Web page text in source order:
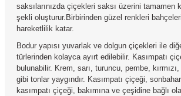
saksılarınızda çiçekleri saksı üzerini tamamen
şekli oluşturur.Birbirinden güzel renkleri
hareketlilik katar.
Bodur yapısı yuvarlak ve dolgun çiçekleri ile
türlerinden kolayca ayırt edilebilir. Kasımpatı
bulunabilir. Krem, sarı, turuncu, pembe,
gibi tonlar yaygındır. Kasımpatı çiçeği,
kasımpatı çiçeği, bakımına ve çeşidine bağlı